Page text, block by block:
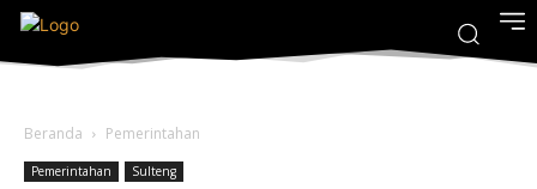
Beranda Pemerintahan
Pemerintahan Sulteng